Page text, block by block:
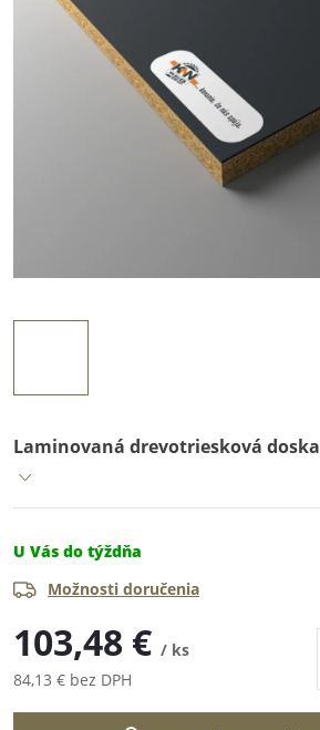
Laminovaná drevotriesková doska
U Vás do týždňa
Možnosti doručenia
103,48 € / ks
84,13 € bez DPH